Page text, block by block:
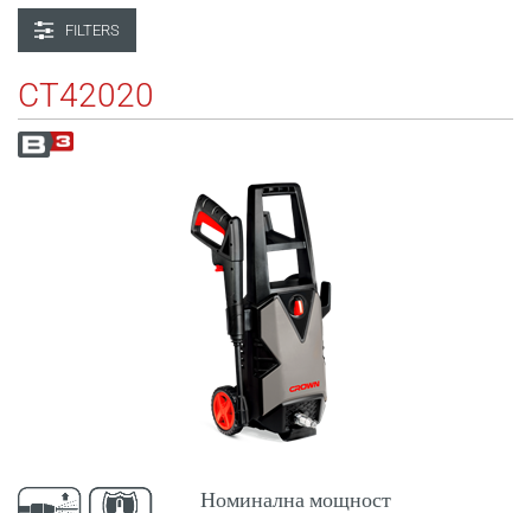
FILTERS
CT42020
Номинална мощност